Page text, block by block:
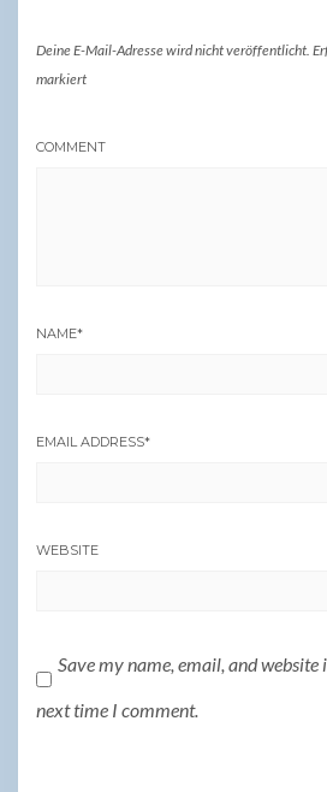
Deine E-Mail-Adresse wird nicht veröffentlicht.
markiert
COMMENT
NAME*
EMAIL ADDRESS*
WEBSITE
Save my name, email, and
next time I comment.